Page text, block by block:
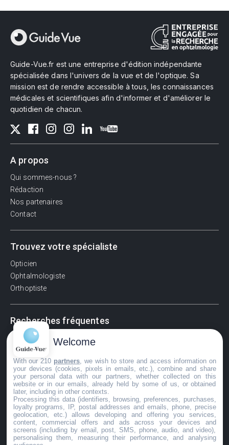
Guide-Vue.fr est une entreprise d'édition indépendante
spécialisée dans l'univers de la vue et de l'optique. Sa
mission est de rendre accessible à tous, les connaissances
médicales et scientifiques afin d'informer et d'améliorer le
quotidien de chacun.
A propos
Qui sommes-nous ?
Rédaction
Nos partenaires
Contact
Trouvez votre spécialiste
Opticien
Ophtalmologiste
Orthoptiste
Recherches fréquentes
Pathologies adultes
Signes d'une urgence ophtalmologique
La vision
Acuité visuelle
Myosis / mydriase
Œdème oculaire
©GuideVue2024
Welcome
With our 210 partners , we wish to store and access information on
your devices (cookies, pixels in emails, etc.), combine and share
your personal data with our partners, whether collected on this
website or in our emails, already held by some of us, or obtained
later, including in other contexts.
Processing this data (identifiers, browsing, preferences, purchases,
loyalty programs, IP, postal addresses and emails, phone, precise
geolocation, etc.) allows developing and offering you services,
content, commercial offers and ads across your devices and
screens (including by email, post, SMS, phone, audio, and video),
personalising them, measuring their performance, and analysing